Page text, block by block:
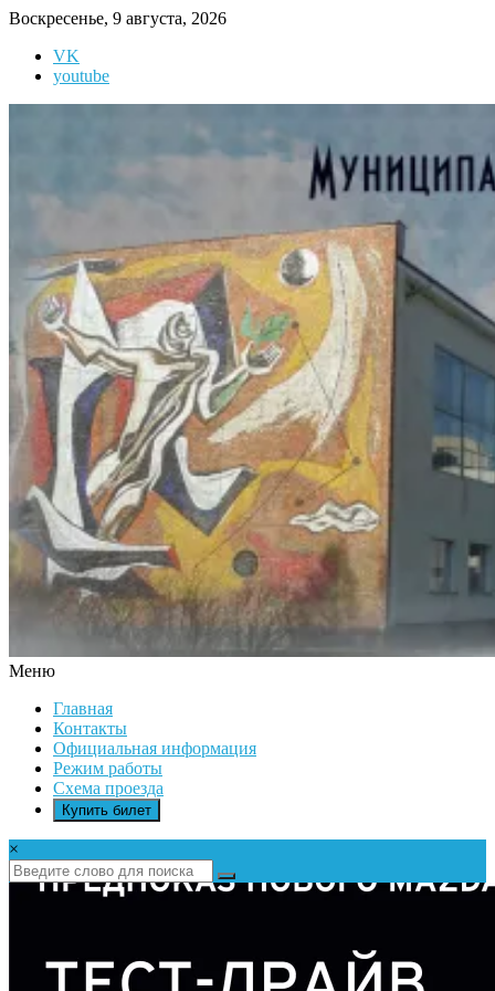
Перейти
содержимому
Воскресенье, 9 августа, 2026
VK
youtube
ИКАР
Меню
Главная
Контакты
Официальная информация
Режим работы
Схема проезда
Купить билет
×